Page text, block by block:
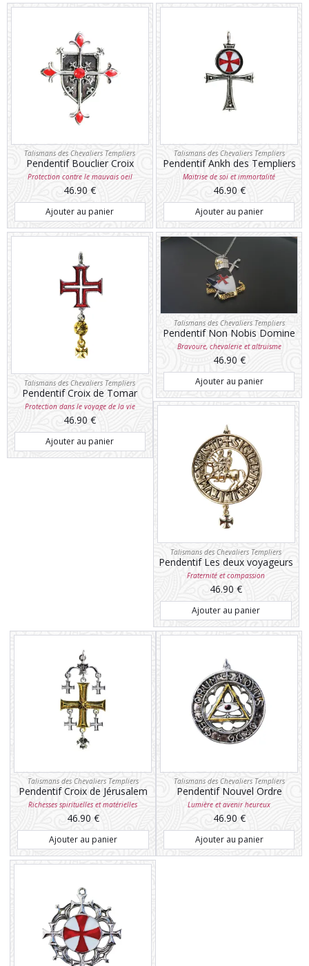
Talismans des Chevaliers Templiers
Pendentif Bouclier Croix
Protection contre le mauvais oeil
46.90€
Ajouter au panier
Talismans des Chevaliers Templiers
Pendentif Ankh des Templiers
Maitrise de soi et immortalité
46.90 €
Ajouter au panier
Talismans des Chevaliers Templiers
Pendentif Croix de Tomar
Protection dans le voyage de la vie
46.90€
Ajouter au panier
Talismans des Chevaliers Templiers
Pendentif Non Nobis Domine
Bravoure, chevalerie et altruisme
46.90 €
Ajouter au panier
Talismans des Chevaliers Templiers
Pendentif Les deux voyageurs
Fraternité et compassion
46.90€
Ajouter au panier
Talismans des Chevaliers Templiers
Pendentif Croix de Jérusalem
Richesses spirituelles et matérielles
46.90 €
Ajouter au panier
Talismans des Chevaliers Templiers
Pendentif Nouvel Ordre
Séculaire
Lumière et avenir heureux
46.90 €
Ajouter au panier